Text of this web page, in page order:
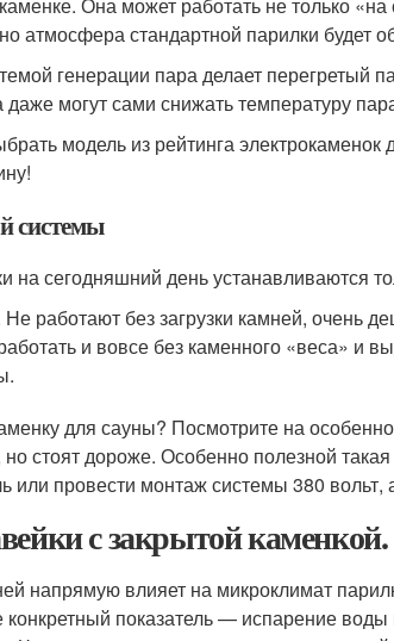
атмосфера стандартной парилки будет
генерации пара делает
даже могут сами снижать температуру
модель из рейтинга электрокаменок
системы
на сегодняшний день устанавливаются
работают без загрузки камней, очень
и вовсе без каменного «веса» и
для сауны? Посмотрите на
стоят дороже. Особенно полезной
или провести монтаж системы 380 вольт,
с закрытой
напрямую влияет на микроклимат
конкретный показатель — испарение